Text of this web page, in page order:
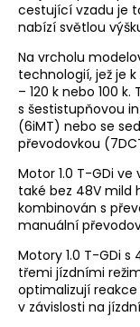
cestující vzadu je
nabízí světlou
Na vrcholu
technologií, jež je
– 120 k nebo 100
s šestistupňovou
(6iMT) nebo se
převodovkou
Motor 1.0 T-GDi ve
také bez 48V mild
kombinován s
manuální
Motory 1.0 T-GDi
třemi jízdními
optimalizují
v závislosti na